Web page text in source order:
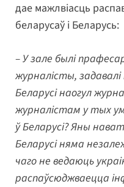
дае мажлвіасць
беларусаў і Беларусь:
– У зале былі
журналісты,
Беларусі наогул
журналістам у тых
ў Беларусі? Яны
Беларусі няма
чаго не ведаюць
распаўсюджваецца